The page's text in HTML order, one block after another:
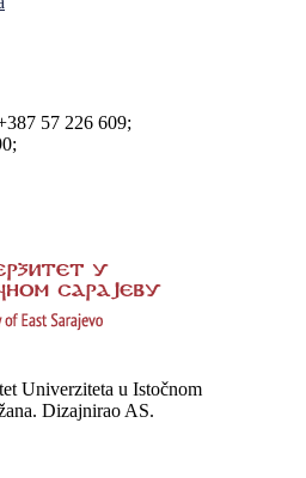
57 226 609;
Univerziteta u Istočnom
Dizajnirao AS.